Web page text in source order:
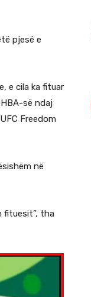
pjesë e
e cila ka fituar
së ndaj
Freedom
në
fituesit”, tha